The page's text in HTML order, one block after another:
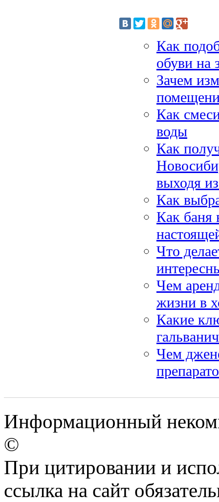
Как
обуви на
Зачем
Как
воды
Как
выходя
Как
Как баня
Что
Чем
жизни в
Какие
Чем
Информационный
©
При цитировании и
ссылка на сайт